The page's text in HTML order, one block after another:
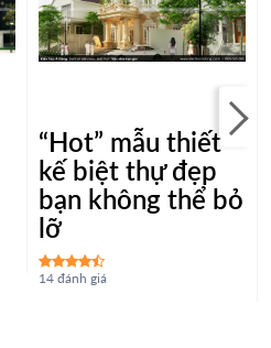
“Hot” mẫu thiết
kế biệt thự đẹp
bạn không thể bỏ
lỡ
14 đánh giá